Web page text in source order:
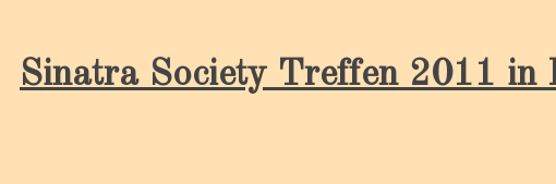
Sinatra Society Treffen 2011 in